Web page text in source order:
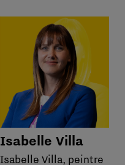
Isabelle Villa
Isabelle Villa, peintre